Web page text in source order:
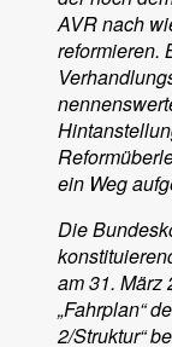
AVR nach
reformieren.
ein Weg
Die
am 31. März
„Fahrplan“
2/Struktur“